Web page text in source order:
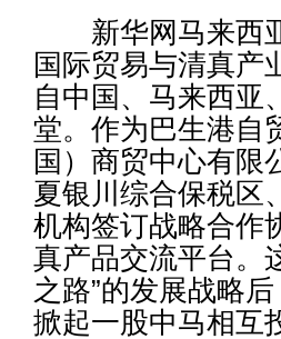
新华网马来西亚
国际贸易与清真产
自中国、马来西亚
堂。作为巴生港自
国）商贸中心有限
夏银川综合保税区
机构签订战略合作
真产品交流平台。
之路”的发展战略
掀起一股中马相互